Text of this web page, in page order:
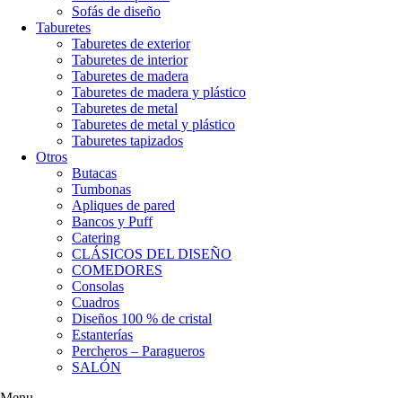
Sofás de diseño
Taburetes
Taburetes de exterior
Taburetes de interior
Taburetes de madera
Taburetes de madera y plástico
Taburetes de metal
Taburetes de metal y plástico
Taburetes tapizados
Otros
Butacas
Tumbonas
Apliques de pared
Bancos y Puff
Catering
CLÁSICOS DEL DISEÑO
COMEDORES
Consolas
Cuadros
Diseños 100 % de cristal
Estanterías
Percheros – Paragueros
SALÓN